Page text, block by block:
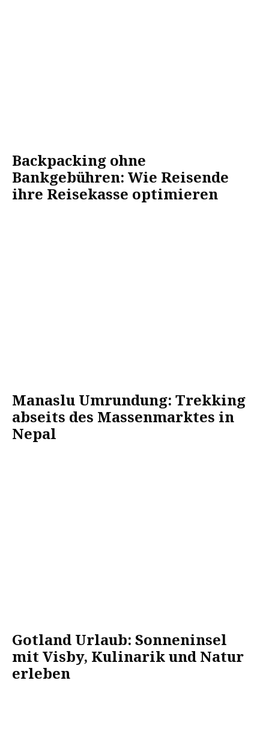
Backpacking ohne
Bankgebühren: Wie Reisende
ihre Reisekasse optimieren
Manaslu Umrundung: Trekking
abseits des Massenmarktes in
Nepal
Gotland Urlaub: Sonneninsel
mit Visby, Kulinarik und Natur
erleben